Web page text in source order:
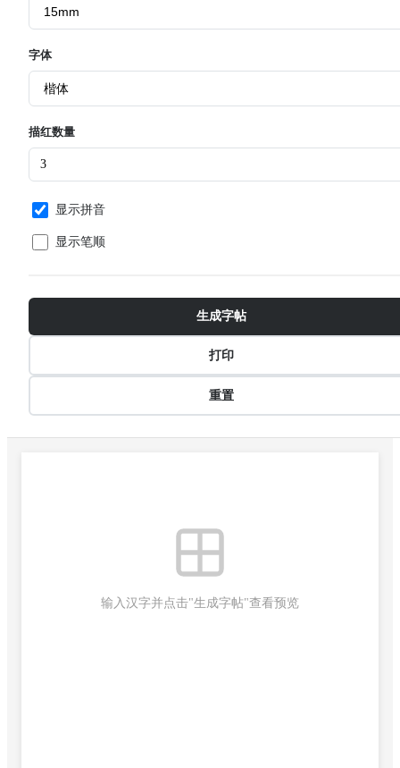
字体
描红数量
显示拼音
显示笔顺
生成字帖
打印
重置
输入汉字并点击"生成字帖"查看预览